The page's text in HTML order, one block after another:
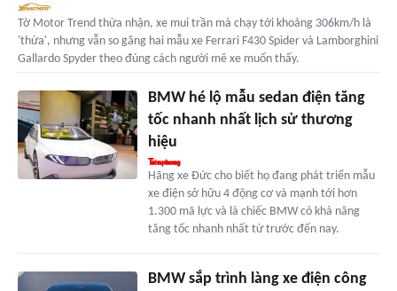
Tờ Motor Trend thừa nhận, xe mui trần mà chạy tới khoảng 306km/h là
'thừa', nhưng vẫn so găng hai mẫu xe Ferrari F430 Spider và Lamborghini
Gallardo Spyder theo đúng cách người mê xe muốn thấy.
BMW hé lộ mẫu sedan điện tăng
tốc nhanh nhất lịch sử thương
hiệu
Hãng xe Đức cho biết họ đang phát triển mẫu
xe điện sở hữu 4 động cơ và mạnh tới hơn
1.300 mã lực và là chiếc BMW có khả năng
tăng tốc nhanh nhất từ trước đến nay.
BMW sắp trình làng xe điện công